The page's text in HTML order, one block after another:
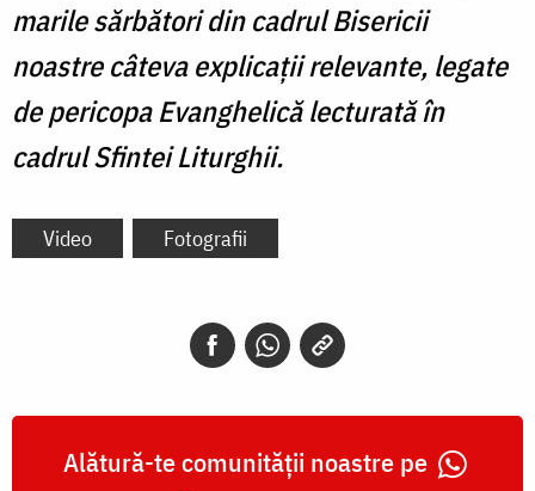
marile sărbători din cadrul Bisericii
noastre câteva explicații relevante, legate
de pericopa Evanghelică lecturată în
cadrul Sfintei Liturghii.
Video Fotografii
Alătură-te comunității noastre pe